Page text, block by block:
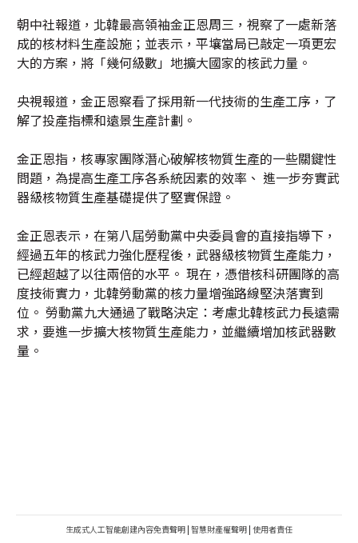
朝中社報道，北韓最高領袖金正恩周三，視察了一處新落
成的核材料生產設施；並表示，平壤當局已敲定一項更宏
大的方案，將「幾何級數」地擴大國家的核武力量。
央視報道，金正恩察看了採用新一代技術的生產工序，了
解了投產指標和遠景生產計劃。
金正恩指，核專家團隊潛心破解核物質生產的一些關鍵性
問題，為提高生產工序各系統因素的效率、 進一步夯實武
器級核物質生產基礎提供了堅實保證。
金正恩表示，在第八屆勞動黨中央委員會的直接指導下，
經過五年的核武力強化歷程後，武器級核物質生產能力，
已經超越了以往兩倍的水平。 現在，憑借核科研團隊的高
度技術實力，北韓勞動黨的核力量增強路線堅決落實到
位。 勞動黨九大通過了戰略決定：考慮北韓核武力長遠需
求，要進一步擴大核物質生產能力，並繼續增加核武器數
量。
生成式人工智能創建內容免責聲明 | 智慧財產權聲明 | 使用者責任